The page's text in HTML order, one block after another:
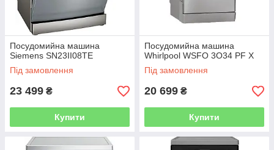
Посудомийна машина
Siemens SN23II08TE
Під замовлення
23 499 ₴
Купити
Посудомийна машина
Whirlpool WSFO 3O34 PF X
Під замовлення
20 699 ₴
Купити